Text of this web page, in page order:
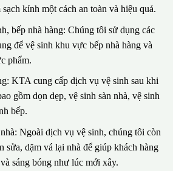
kính một cách an toàn và hiệu quả.
bếp nhà hàng: Chúng tôi sử dụng các
để vệ sinh khu vực bếp nhà hàng và
phẩm.
KTA cung cấp dịch vụ vệ sinh sau khi
gồm dọn dẹp, vệ sinh sàn nhà, vệ sinh
bếp.
Ngoài dịch vụ vệ sinh, chúng tôi còn
sửa, dặm vá lại nhà để giúp khách hàng
sáng bóng như lúc mới xây.